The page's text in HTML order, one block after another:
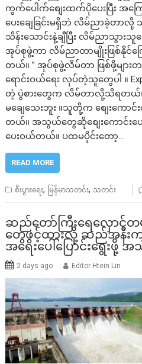
ကွက်ပေါက်စျေးထက်ပိုပေးပြီး အက
ပေးချေခြင်းမရှိဘဲ လိမ်ညာခဲ့တာလို့
သိန်းသောင်းနဲ့ချီပြီး လိမ်ညာသွားသူ
အုပ်စုဖွဲ့ကာ လိမ်ညာတာမျိုးဖြစ်နိုင်ကြ
တယ်။ ” အုပ်စုဖွဲ့လိမ်တာ ဖြစ်ဖို့မျာ
ရောင်းဝယ်ရေး လုပ်တဲ့သူတွေပါ ။
တဲ့ ပွဲစားတွေက လိမ်တာလို့သိရတ
မချေသေးဘူး ။သူတို့က စျေးကောင်း
တယ်။ အသွယ်တွေဆိုစျေးကောင်း
ပေးဝယ်တယ်။ ပထမပိုင်းတော့…
READ MORE
စီးပွားရေး, မြန်မာသတင်း, သတင်း
ဆည်တော်ကြီးရေလှောင်တ
တွေဖွင့်ထားလို့ ဆည်အနီးက
အရေးပေါ်ပြောင်းရွေးဖို့
2 days ago Editor Htein Lin